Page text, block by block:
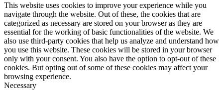
This website uses cookies to improve your experience while you
navigate through the website. Out of these, the cookies that are
categorized as necessary are stored on your browser as they are
essential for the working of basic functionalities of the website. We
also use third-party cookies that help us analyze and understand how
you use this website. These cookies will be stored in your browser
only with your consent. You also have the option to opt-out of these
cookies. But opting out of some of these cookies may affect your
browsing experience.
Necessary